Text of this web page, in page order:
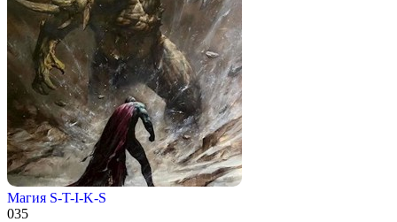
Магия S-T-I-K-S
035